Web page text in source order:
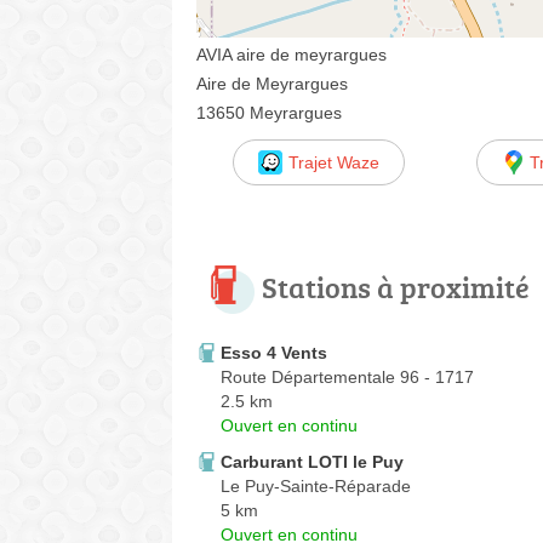
AVIA aire de meyrargues
Aire de Meyrargues
13650 Meyrargues
Trajet Waze
Stations à proximité
Esso 4 Vents
Route Départementale 96 - 1717
2.5 km
Ouvert en continu
Carburant LOTI le Puy
Le Puy-Sainte-Réparade
5 km
Ouvert en continu